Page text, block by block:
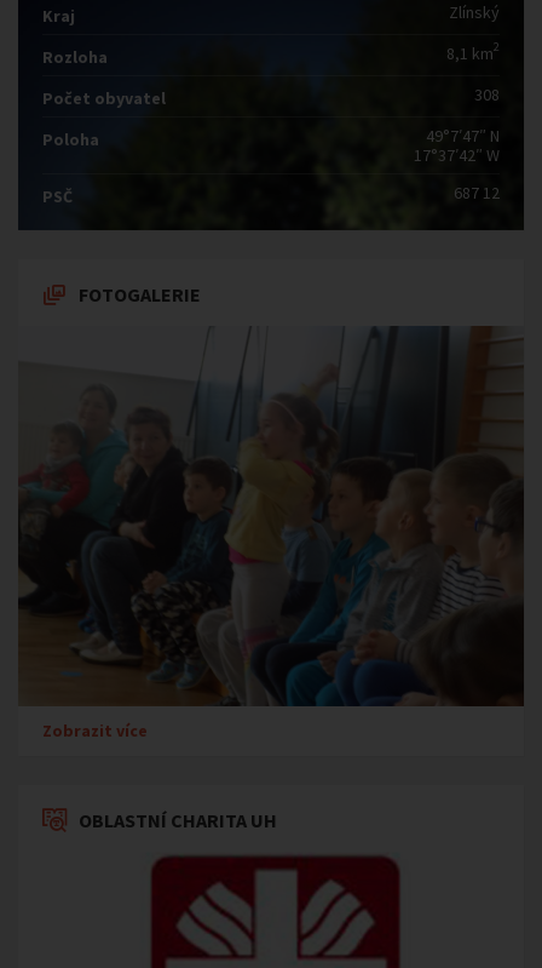
Kraj Zlínský
Rozloha 8,1 km2
Počet obyvatel 308
Poloha
49°7′47″ N
17°37′42″ W
PSČ
687 12
FOTOGALERIE
Zobrazit více
OBLASTNÍ CHARITA UH